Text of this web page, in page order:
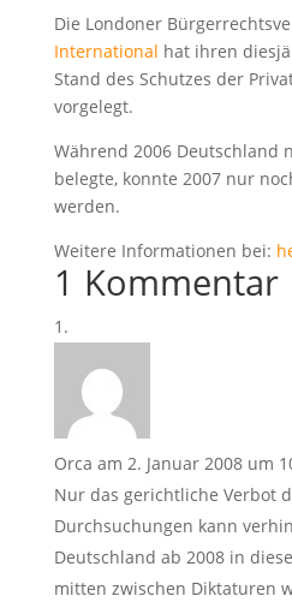
Die Londoner
International hat ihren
Stand des Schutzes der
vorgelegt.
Während 2006 Deutschland
belegte, konnte 2007 nur
werden.
Weitere Informationen bei:
1 Kommentar
Orca am 2. Januar 2008 um
Nur das gerichtliche Verbot
Durchsuchungen kann
Deutschland ab 2008 in
mitten zwischen Diktaturen